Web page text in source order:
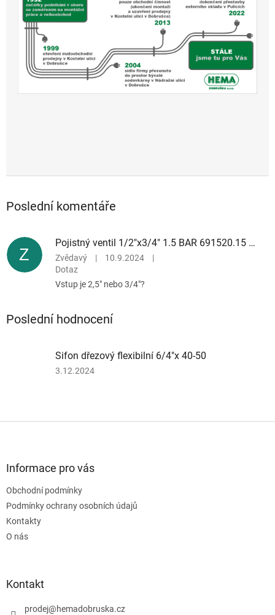
Poslední komentáře
Z
Pojistný ventil 1/2"x3/4" 1.5 BAR 691520.15 DUCO
Zvědavý | 10.9.2024
|
Dotaz
Vstup je 2,5" nebo 3/4"?
Poslední hodnocení
Sifon dřezový flexibilní 6/4"x 40-50
Hodnocení
3.12.2024
Informace pro vás
Obchodní podmínky
Podmínky ochrany osobních údajů
Kontakty
O nás
Kontakt
prodej@hemadobruska.cz